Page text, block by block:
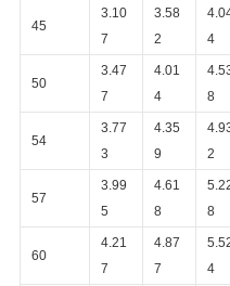
地
プ
ラ
イ
45
3.10
7
3.58
2
4
50
3.47
7
4.01
4
8
54
3.77
3
4.35
9
2
57
3.99
5
4.61
8
8
60
4.21
7
4.87
7
4